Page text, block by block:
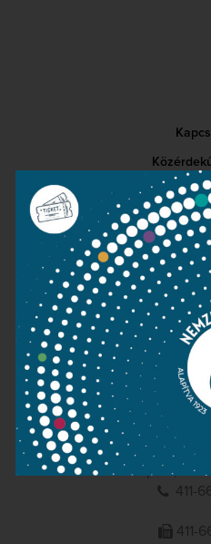
1095 Budapest,
411-
411-